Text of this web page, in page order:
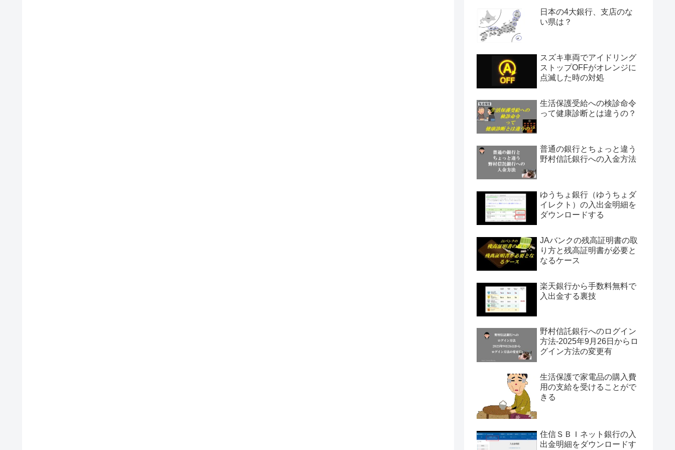
日本の4大銀行、支店のな
い県は？
スズキ車両でアイドリング
ストップOFFがオレンジに
点滅した時の対処
生活保護受給への検診命令
って健康診断とは違うの？
普通の銀行とちょっと違う
野村信託銀行への入金方法
ゆうちょ銀行（ゆうちょダ
イレクト）の入出金明細を
ダウンロードする
JAバンクの残高証明書の取
り方と残高証明書が必要と
なるケース
楽天銀行から手数料無料で
入出金する裏技
野村信託銀行へのログイン
方法-2025年9月26日からロ
グイン方法の変更有
生活保護で家電品の購入費
用の支給を受けることがで
きる
住信ＳＢＩネット銀行の入
出金明細をダウンロードす